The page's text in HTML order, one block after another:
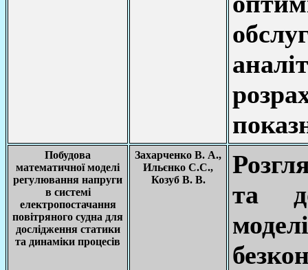
Побудова
математичної моделі
регулювання напруги
в системі
електропостачання
повітряного судна для
дослідження статики
та динаміки процесів
Захарченко В. А.,
Ильєнко С.С.,
Козуб В. В.
та